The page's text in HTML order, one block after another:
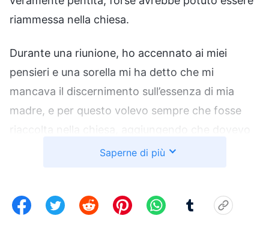
riammessa nella chiesa.
Durante una riunione, ho accennato ai miei
pensieri e una sorella mi ha detto che mi
mancava il discernimento sull’essenza di mia
madre, e per questo volevo sempre che fosse
riaccolta nella chiesa, aggiungendo che dovevo
cercare la verità su questo argomento. Mi sono
pregato Dio: “Oh Dio, sono confusa sul fatto che
Saperne di più